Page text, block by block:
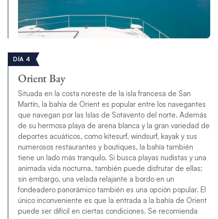
DÍA 4
Orient Bay
Situada en la costa noreste de la isla francesa de San
Martín, la bahía de Orient es popular entre los navegantes
que navegan por las Islas de Sotavento del norte. Además
de su hermosa playa de arena blanca y la gran variedad de
deportes acuáticos, como kitesurf, windsurf, kayak y sus
numerosos restaurantes y boutiques, la bahía también
tiene un lado más tranquilo. Si busca playas nudistas y una
animada vida nocturna, también puede disfrutar de ellas;
sin embargo, una velada relajante a bordo en un
fondeadero panorámico también es una opción popular. El
único inconveniente es que la entrada a la bahía de Orient
puede ser difícil en ciertas condiciones. Se recomienda